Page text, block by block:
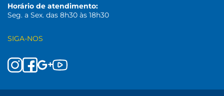
Horário de atendimento:
Seg. a Sex. das 8h30 às 18h30
SIGA-NOS